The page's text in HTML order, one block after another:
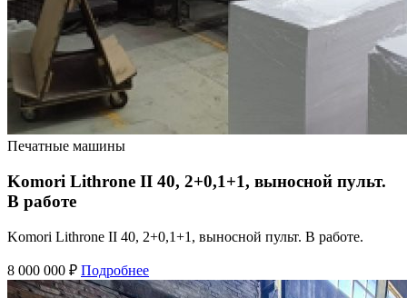
Печатные машины
Komori Lithrone II 40, 2+0,1+1, выносной пульт.
В работе
Komori Lithrone II 40, 2+0,1+1, выносной пульт. В работе.
8 000 000 ₽ Подробнее